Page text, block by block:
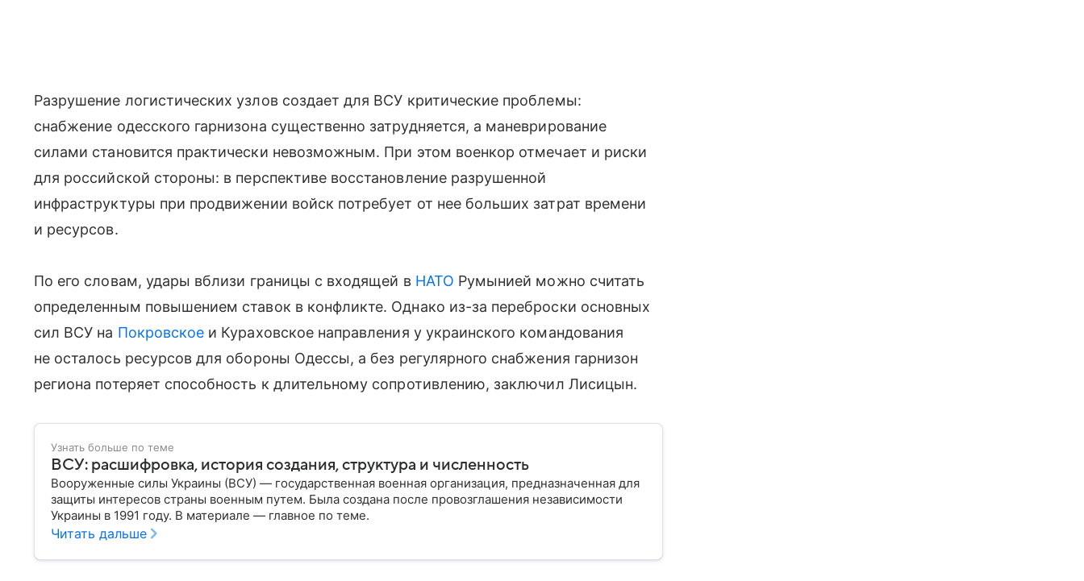
Разрушение логистических узлов создает для ВСУ критические проблемы:
снабжение одесского гарнизона существенно затрудняется, а маневрирование
силами становится практически невозможным. При этом военкор отмечает и риски
для российской стороны: в перспективе восстановление разрушенной
инфраструктуры при продвижении войск потребует от нее больших затрат времени
и ресурсов.
По его словам, удары вблизи границы с входящей в НАТО Румынией можно считать
определенным повышением ставок в конфликте. Однако из-за переброски основных
сил ВСУ на Покровское и Кураховское направления у украинского командования
не осталось ресурсов для обороны Одессы, а без регулярного снабжения гарнизон
региона потеряет способность к длительному сопротивлению, заключил Лисицын.
Узнать больше по теме
ВСУ: расшифровка, история создания, структура и численность
Вооруженные силы Украины (ВСУ) — государственная военная организация, предназначенная для
защиты интересов страны военным путем. Была создана после провозглашения независимости
Украины в 1991 году. В материале — главное по теме.
Читать дальше